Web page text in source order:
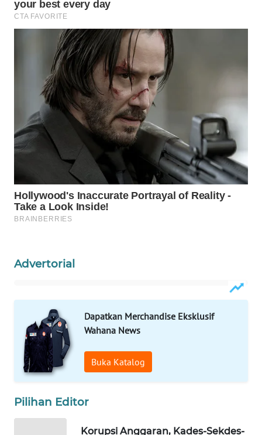
Advertorial
Dapatkan Merchandise Eksklusif
Wahana News
Buka Katalog
Pilihan Editor
Korupsi Anggaran, Kades-Sekdes-
NET
WAHANA
UMKM
WAHANA
SELEB
WAHANA
OTOMOTIF
HEALTH
WAHANA
WISATA
LAPAK
WAHANA
Wahana
Network